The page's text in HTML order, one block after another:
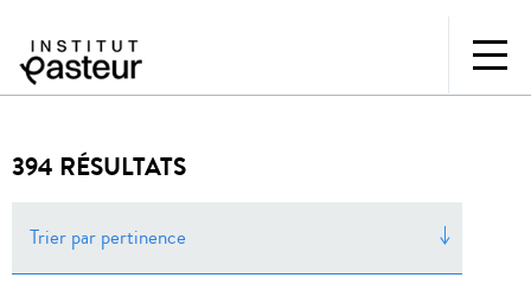
394 RÉSULTATS
Trier par pertinence